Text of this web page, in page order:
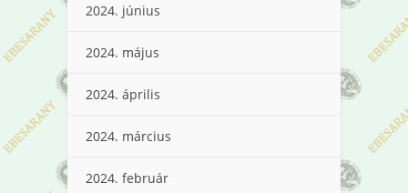
2024. június
2024. május
2024. április
2024. március
2024. február